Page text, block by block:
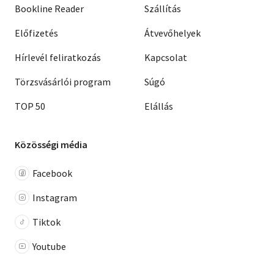
Bookline Reader
Előfizetés
Hírlevél feliratkozás
Törzsvásárlói program
TOP 50
Szállítás
Átvevőhelyek
Kapcsolat
Súgó
Elállás
Közösségi média
Facebook
Instagram
Tiktok
Youtube